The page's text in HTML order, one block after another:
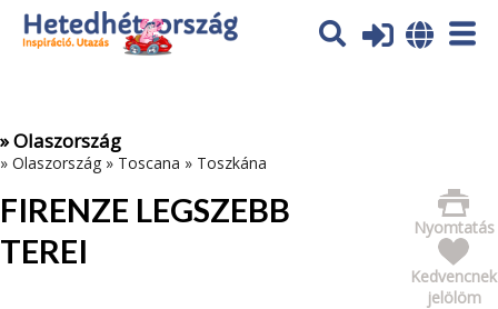
Az oldal sütiket (cookies) használ. További tájékoztatás itt:
Adatvédelmi tájékoztató
» Olaszország
» Olaszország » Toscana » Toszkána
FIRENZE LEGSZEBB
TEREI
Nyomtatás
Kedvencnek
jelölöm